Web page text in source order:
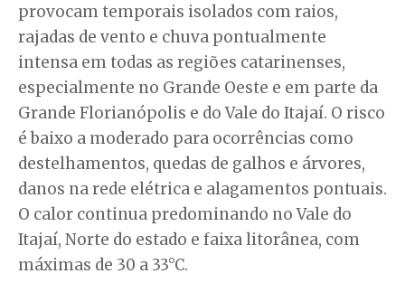
provocam temporais isolados com raios,
rajadas de vento e chuva pontualmente
intensa em todas as regiões catarinenses,
especialmente no Grande Oeste e em parte da
Grande Florianópolis e do Vale do Itajaí. O risco
é baixo a moderado para ocorrências como
destelhamentos, quedas de galhos e árvores,
danos na rede elétrica e alagamentos pontuais.
O calor continua predominando no Vale do
Itajaí, Norte do estado e faixa litorânea, com
máximas de 30 a 33°C.